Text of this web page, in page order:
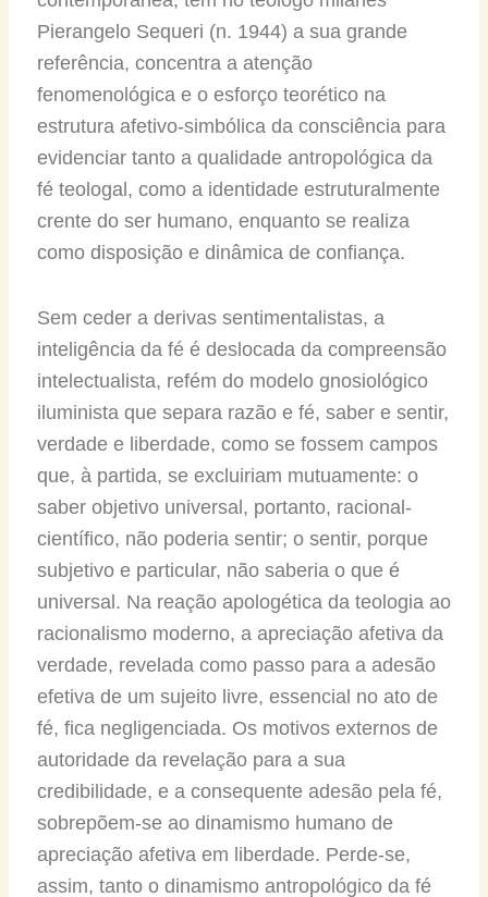
Pierangelo Sequeri (n. 1944) a sua grande
referência, concentra a atenção
fenomenológica e o esforço teorético na
estrutura afetivo-simbólica da consciência para
evidenciar tanto a qualidade antropológica da
fé teologal, como a identidade estruturalmente
crente do ser humano, enquanto se realiza
como disposição e dinâmica de confiança.
Sem ceder a derivas sentimentalistas, a
inteligência da fé é deslocada da compreensão
intelectualista, refém do modelo gnosiológico
iluminista que separa razão e fé, saber e sentir,
verdade e liberdade, como se fossem campos
que, à partida, se excluiriam mutuamente: o
saber objetivo universal, portanto, racional-
científico, não poderia sentir; o sentir, porque
subjetivo e particular, não saberia o que é
universal. Na reação apologética da teologia ao
racionalismo moderno, a apreciação afetiva da
verdade, revelada como passo para a adesão
efetiva de um sujeito livre, essencial no ato de
fé, fica negligenciada. Os motivos externos de
autoridade da revelação para a sua
credibilidade, e a consequente adesão pela fé,
sobrepõem-se ao dinamismo humano de
apreciação afetiva em liberdade. Perde-se,
assim, tanto o dinamismo antropológico da fé